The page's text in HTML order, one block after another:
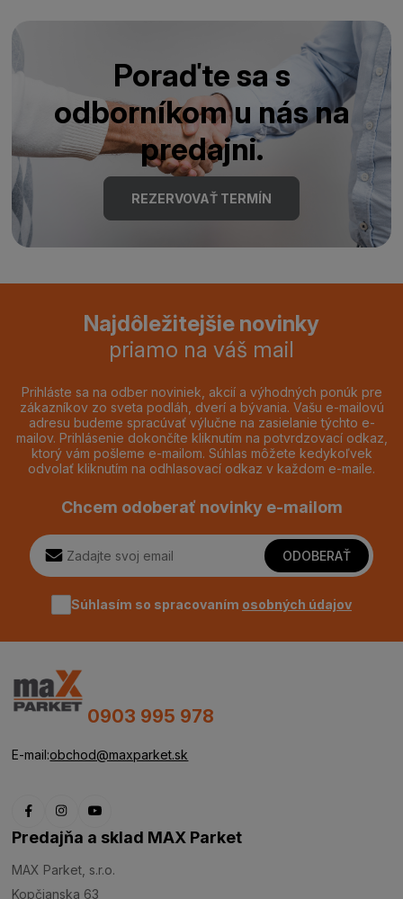
Poraďte sa s
odborníkom u nás na
predajni.
REZERVOVAŤ TERMÍN
Najdôležitejšie novinky
priamo na váš mail
Prihláste sa na odber noviniek, akcií a výhodných ponúk pre
zákazníkov zo sveta podláh, dverí a bývania. Vašu e-mailovú
adresu budeme spracúvať výlučne na zasielanie týchto e-
mailov. Prihlásenie dokončíte kliknutím na potvrdzovací odkaz,
ktorý vám pošleme e-mailom. Súhlas môžete kedykoľvek
odvolať kliknutím na odhlasovací odkaz v každom e-maile.
Chcem odoberať novinky e-mailom
ODOBERAŤ
Súhlasím so spracovaním osobných údajov
0903 995 978
E-mail:obchod@maxparket.sk
Predajňa a sklad MAX Parket
MAX Parket, s.r.o.
Kopčianska 63